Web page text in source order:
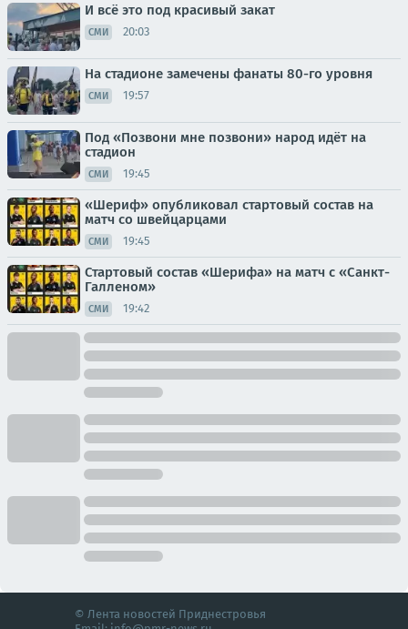
И всё это под красивый закат
СМИ 20:03
На стадионе замечены фанаты 80-го уровня
СМИ 19:57
Под «Позвони мне позвони» народ идёт на
стадион
СМИ 19:45
«Шериф» опубликовал стартовый состав на
матч со швейцарцами
СМИ 19:45
Стартовый состав «Шерифа» на матч с «Санкт-
Галленом»
СМИ 19:42
© Лента новостей Приднестровья